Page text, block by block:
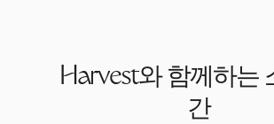
Harvest와 함께하는
간